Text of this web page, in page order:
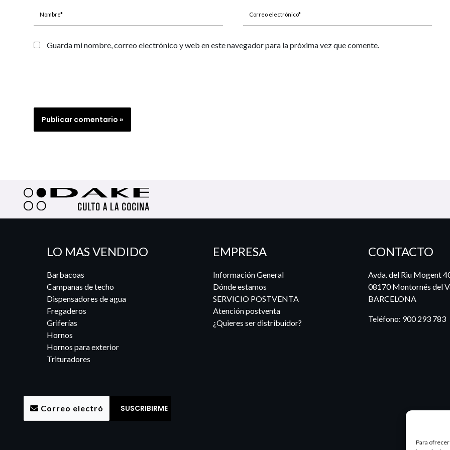
Para
electrónico*
Guarda mi nombre, correo electrónico y web en este navegador para la próxima vez que comente.
LO MAS VENDIDO
Barbacoas
Campanas de techo
Dispensadores de agua
Fregaderos
Griferías
Hornos
Hornos para exterior
Trituradores
EMPRESA
Información General
Dónde estamos
SERVICIO POSTVENTA
Atención postventa
¿Quieres ser distribuidor?
CONTACTO
Avda. del Riu Mogent
08170 Montornés del
BARCELONA
Teléfono: 900 293 783